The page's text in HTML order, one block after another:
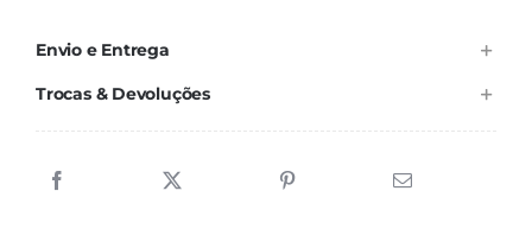
Envio e Entrega
Trocas & Devoluções